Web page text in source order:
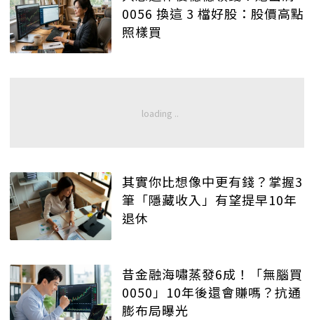
0056 換這 3 檔好股：股價高點
照樣買
其實你比想像中更有錢？掌握3
筆「隱藏收入」有望提早10年
退休
昔金融海嘯蒸發6成！「無腦買
0050」10年後還會賺嗎？抗通
膨布局曝光